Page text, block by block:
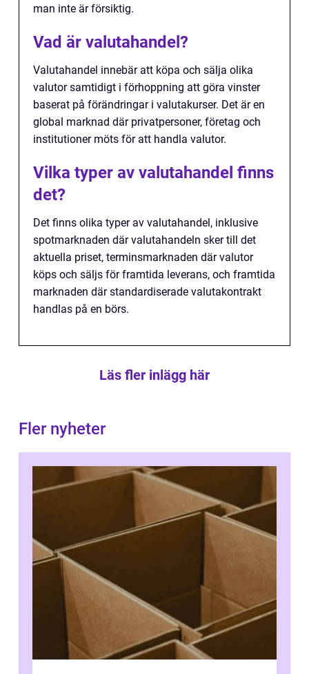
man inte är försiktig.
Vad är valutahandel?
Valutahandel innebär att köpa och sälja olika
valutor samtidigt i förhoppning att göra vinster
baserat på förändringar i valutakurser. Det är en
global marknad där privatpersoner, företag och
institutioner möts för att handla valutor.
Vilka typer av valutahandel finns
det?
Det finns olika typer av valutahandel, inklusive
spotmarknaden där valutahandeln sker till det
aktuella priset, terminsmarknaden där valutor
köps och säljs för framtida leverans, och framtida
marknaden där standardiserade valutakontrakt
handlas på en börs.
Läs fler inlägg här
Fler nyheter